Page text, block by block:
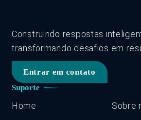
Construindo respostas
transformando desafios em
Entrar em contato
Suporte
Home
Sobre